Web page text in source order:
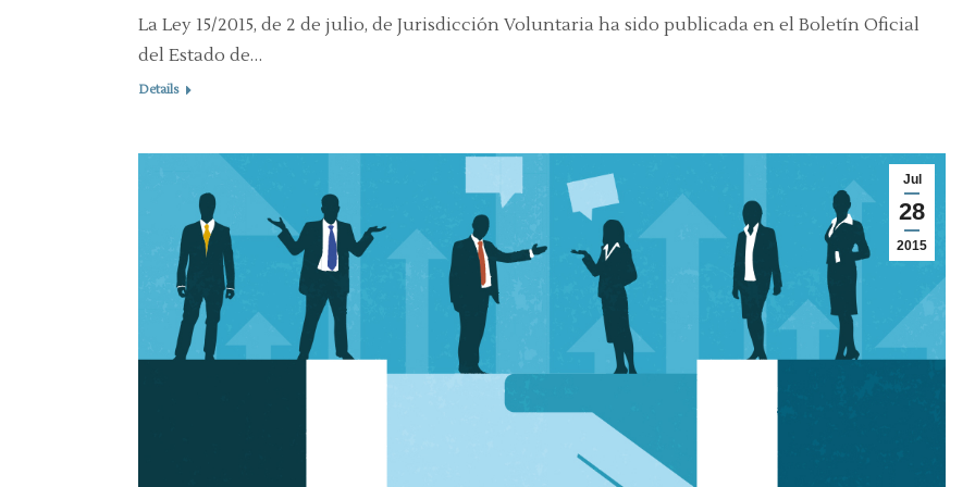
La Ley 15/2015, de 2 de julio, de Jurisdicción Voluntaria ha sido publicada en el Boletín Oficial
del Estado de…
Details
Jul
28
2015